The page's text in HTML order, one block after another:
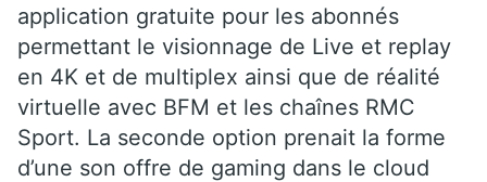
application gratuite pour les abonnés
permettant le visionnage de Live et replay
en 4K et de multiplex ainsi que de réalité
virtuelle avec BFM et les chaînes RMC
Sport. La seconde option prenait la forme
d’une son offre de gaming dans le cloud